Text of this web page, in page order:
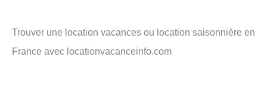
Trouver une location vacances ou location saisonnière en
France avec locationvacanceinfo.com